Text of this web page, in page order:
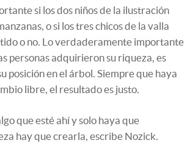
si los dos niños de la ilustración
o si los tres chicos de la valla
o no. Lo verdaderamente importante
personas adquirieron su riqueza, es
posición en el árbol. Siempre que haya
libre, el resultado es justo.
que esté ahí y solo haya que
hay que crearla, escribe Nozick.